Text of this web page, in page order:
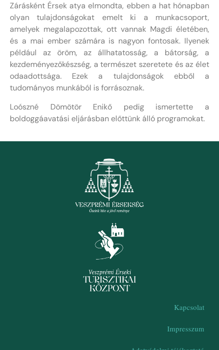
Zárásként Érsek atya elmondta, ebben a hat hónapban
olyan tulajdonságokat emelt ki a munkacsoport,
amelyek megalapozottak, ott vannak Magdi életében,
és a mai ember számára is nagyon fontosak. Ilyenek
például az öröm, az állhatatosság, a bátorság, a
kezdeményezőkészség, a természet szeretete és az élet
odaadottsága. Ezek a tulajdonságok ebből a
tudományos munkából is forrásoznak.
Loószné Dömötör Enikő pedig ismertette a
boldoggáavatási eljárásban előttünk álló programokat.
Kapcsolat
Impresszum